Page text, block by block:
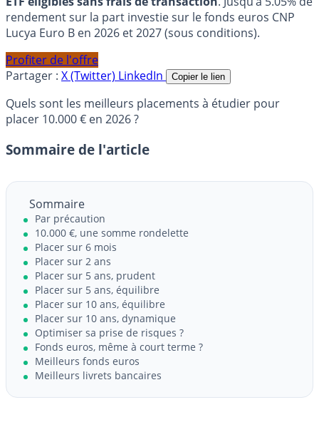
rendement sur la part investie sur le fonds euros CNP
Lucya Euro B en 2026 et 2027 (sous conditions).
Profiter de l'offre
Partager : X (Twitter) LinkedIn Copier le lien
Quels sont les meilleurs placements à étudier pour
placer 10.000 € en 2026 ?
Sommaire de l'article
Sommaire
Par précaution
10.000 €, une somme rondelette
Placer sur 6 mois
Placer sur 2 ans
Placer sur 5 ans, prudent
Placer sur 5 ans, équilibre
Placer sur 10 ans, équilibre
Placer sur 10 ans, dynamique
Optimiser sa prise de risques ?
Fonds euros, même à court terme ?
Meilleurs fonds euros
Meilleurs livrets bancaires